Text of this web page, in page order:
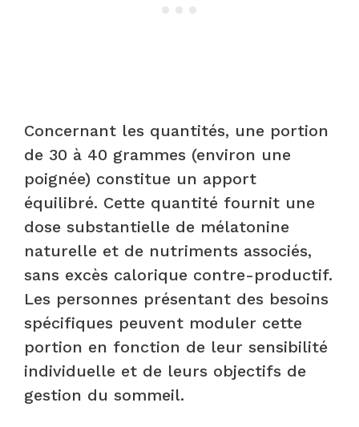
Concernant les quantités, une portion
de 30 à 40 grammes (environ une
poignée) constitue un apport
équilibré. Cette quantité fournit une
dose substantielle de mélatonine
naturelle et de nutriments associés,
sans excès calorique contre-productif.
Les personnes présentant des besoins
spécifiques peuvent moduler cette
portion en fonction de leur sensibilité
individuelle et de leurs objectifs de
gestion du sommeil.